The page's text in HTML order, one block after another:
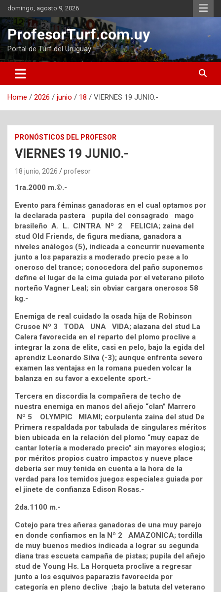
Skip
to
content
domingo, agosto 9, 2026
ProfesorTurf.com.uy
Portal de Turf del Uruguay
Home 2026 junio 18 VIERNES 19 JUNIO.-
PRONÓSTICOS DEL PROFESOR
VIERNES 19 JUNIO.-
18 junio, 2026 profesor
1ra.2000 m.©.-
Evento para féminas ganadoras en el cual optamos por
la declarada pastera pupila del consagrado mago
brasileño A. L. CINTRA Nº 2 FELICIA; zaina del
stud Old Friends, de figura mediana, ganadora a
niveles análogos (5), indicada a concurrir nuevamente
junto a los paparazis a moderado precio pese a lo
oneroso del trance; conocedora del paño suponemos
define el lugar de la cima guiada por el veterano piloto
norteño Vagner Leal; sin obviar cargara onerosos 58
kg.-
Enemiga de real cuidado la osada hija de Robinson
Crusoe Nº 3 TODA UNA VIDA; alazana del stud La
Calera favorecida en el reparto del plomo proclive a
integrar la zona de elite, casi en pelo, bajo la egida del
aprendiz Leonardo Silva (-3); aunque enfrenta severo
examen las ventajas en la romana pueden volcar la
balanza en su favor a excelente sport.-
Tercera en discordia la compañera de techo de
nuestra enemiga en manos del añejo “clan” Marrero
Nº 5 OLYMPIC MIAMI; corpulenta zaina del stud De
Primera respaldada por tabulada de singulares méritos
bien ubicada en la relación del plomo “muy capaz de
cantar lotería a moderado precio” sin mayores elogios;
por méritos propios cuatro impactos y nueve place
debería ser muy tenida en cuenta a la hora de la
verdad para los temidos juegos especiales guiada por
el jinete de confianza Edison Rosas.-
2da.1100 m.-
Cotejo para tres añeras ganadoras de una muy parejo
en donde confiamos en la Nº 2 AMAZONICA; tordilla
de muy buenos medios indicada a lograr su segunda
diana tras escueta campaña de pistas; pupila del añejo
stud de Young Hs. La Horqueta proclive a regresar
junto a los esquivos paparazis favorecida por
categoría en pleno declive ;bajo la batuta del veterano